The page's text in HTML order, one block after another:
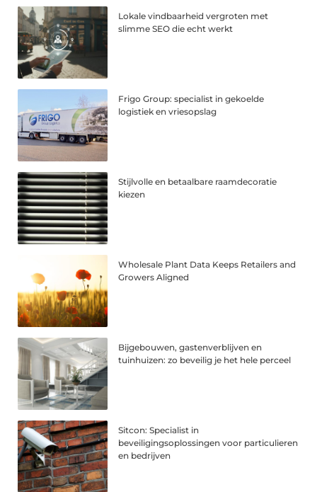
Lokale vindbaarheid vergroten met
slimme SEO die echt werkt
Frigo Group: specialist in gekoelde
logistiek en vriesopslag
Stijlvolle en betaalbare raamdecoratie
kiezen
Wholesale Plant Data Keeps Retailers and
Growers Aligned
Bijgebouwen, gastenverblijven en
tuinhuizen: zo beveilig je het hele perceel
Sitcon: Specialist in
beveiligingsoplossingen voor particulieren
en bedrijven